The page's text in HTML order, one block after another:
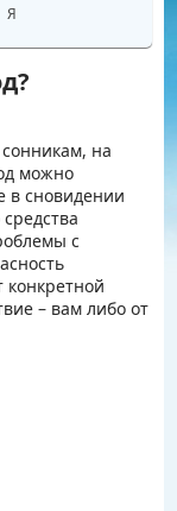
Я
на
можно
в сновидении
с
конкретной
– вам либо от